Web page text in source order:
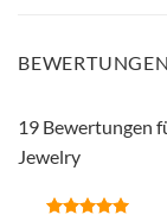
19 Bewertungen
Jewelry